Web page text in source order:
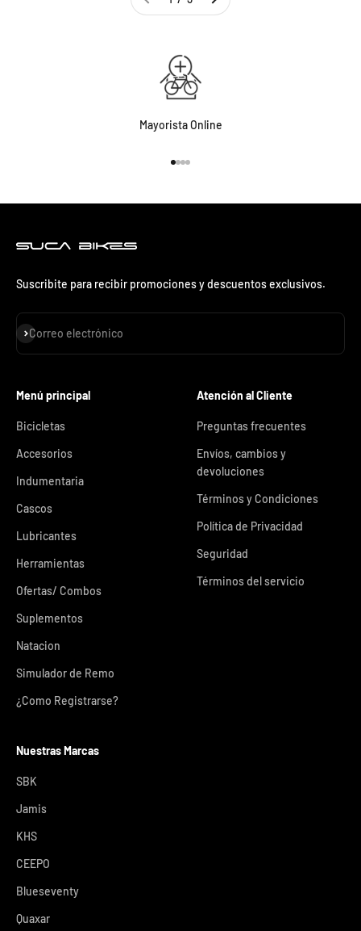
Mayorista Online
Suscribite para recibir promociones y descuentos exclusivos.
Correo electrónico
Suscribirse
Menú principal
Bicicletas
Accesorios
Indumentaria
Cascos
Lubricantes
Herramientas
Ofertas/ Combos
Suplementos
Natacion
Simulador de Remo
¿Como Registrarse?
Atención al Cliente
Preguntas frecuentes
Envíos, cambios y
devoluciones
Términos y Condiciones
Política de Privacidad
Seguridad
Términos del servicio
Nuestras Marcas
SBK
Jamis
KHS
CEEPO
Blueseventy
Quaxar